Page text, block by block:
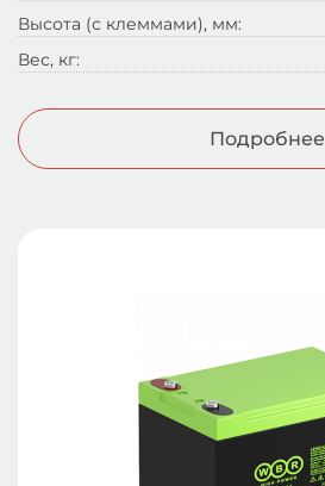
Высота (с клеммами), мм:
Вес, кг:
Подробнее